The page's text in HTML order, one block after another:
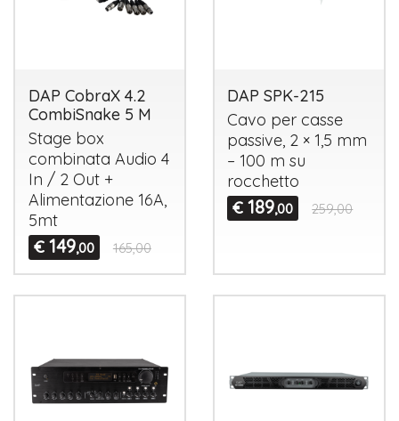
DAP CobraX 4.2
CombiSnake 5 M
Stage box
combinata Audio 4
In / 2 Out +
Alimentazione 16A,
5mt
€ 149,00 165,00
DAP SPK-215
Cavo per casse
passive, 2 × 1,5 mm
– 100 m su
rocchetto
€ 189,00 259,00